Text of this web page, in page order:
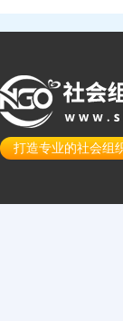
打造专业的社会组